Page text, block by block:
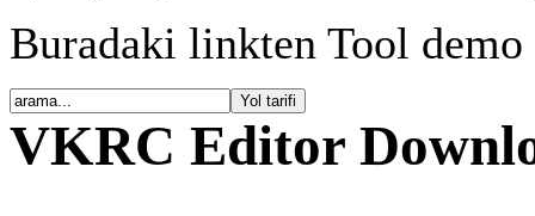
Buradaki linkten Tool
VKRC Editor